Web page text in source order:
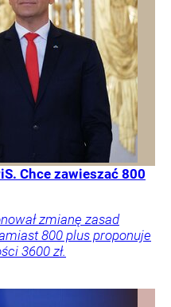
Chce zawieszać 800
zmianę zasad
800 plus proponuje
3600 zł.